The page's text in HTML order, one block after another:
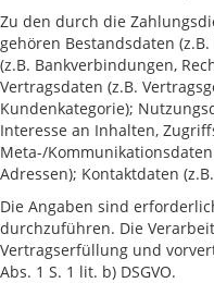
Zu den durch die
gehören Bestandsdaten
(z.B. Bankverbindungen,
Vertragsdaten (z.B.
Kundenkategorie);
Interesse an Inhalten,
Meta-/
Adressen); Kontaktdaten
Die Angaben sind
durchzuführen. Die
Vertragserfüllung und
Abs. 1 S. 1 lit. b) DSGVO.